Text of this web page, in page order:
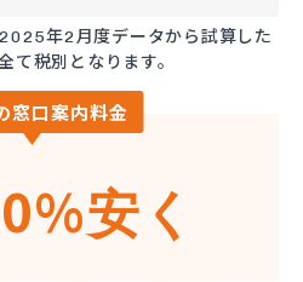
年2月度データから試算した
て税別となります。
窓口案内料金
安く